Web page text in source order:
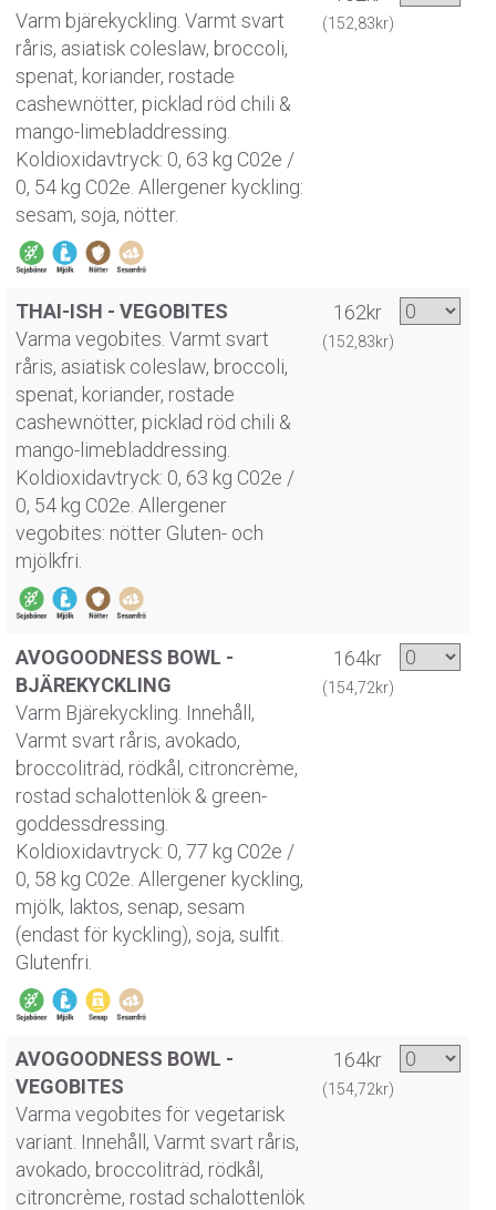
Varm bjärekyckling. Varmt svart
råris, asiatisk coleslaw, broccoli,
spenat, koriander, rostade
cashewnötter, picklad röd chili &
mango-limebladdressing.
Koldioxidavtryck: 0, 63 kg C02e /
0, 54 kg C02e. Allergener kyckling:
sesam, soja, nötter.
(152,83kr)
THAI-ISH - VEGOBITES
Varma vegobites. Varmt svart
råris, asiatisk coleslaw, broccoli,
spenat, koriander, rostade
cashewnötter, picklad röd chili &
mango-limebladdressing.
Koldioxidavtryck: 0, 63 kg C02e /
0, 54 kg C02e. Allergener
vegobites: nötter Gluten- och
mjölkfri.
162kr
(152,83kr)
AVOGOODNESS BOWL -
BJÄREKYCKLING
Varm Bjärekyckling. Innehåll,
Varmt svart råris, avokado,
broccoliträd, rödkål, citroncrème,
rostad schalottenlök & green-
goddessdressing.
Koldioxidavtryck: 0, 77 kg C02e /
0, 58 kg C02e. Allergener kyckling,
mjölk, laktos, senap, sesam
(endast för kyckling), soja, sulfit.
Glutenfri.
164kr
(154,72kr)
AVOGOODNESS BOWL -
VEGOBITES
Varma vegobites för vegetarisk
variant. Innehåll, Varmt svart råris,
avokado, broccoliträd, rödkål,
citroncrème, rostad schalottenlök
164kr
(154,72kr)